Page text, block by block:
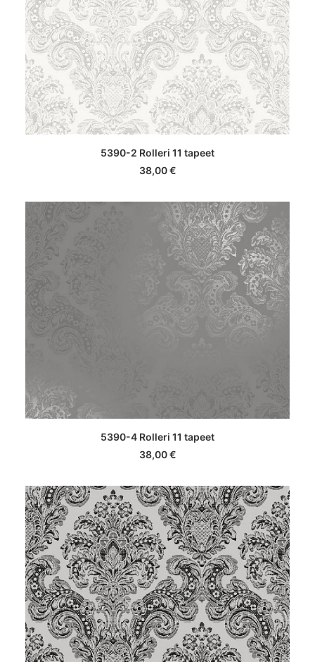
LISA KORVI
5390-2 Rolleri 11 tapeet
38,00€
LISA KORVI
5390-4 Rolleri 11 tapeet
38,00€